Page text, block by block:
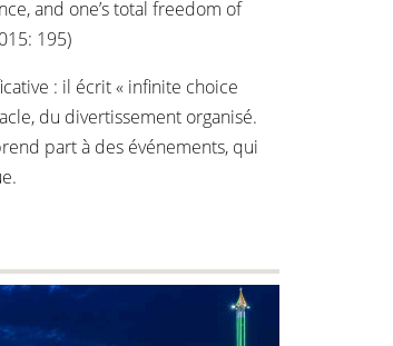
and one’s total freedom of
195)
: il écrit « infinite choice
du divertissement organisé.
part à des événements, qui